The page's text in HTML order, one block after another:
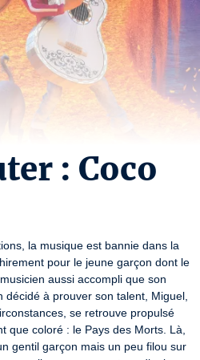
: Coco
la musique est bannie dans la
pour le jeune garçon dont le
aussi accompli que son
décidé à prouver son talent, Miguel,
se retrouve propulsé
que coloré : le Pays des Morts. Là,
gentil garçon mais un peu filou sur